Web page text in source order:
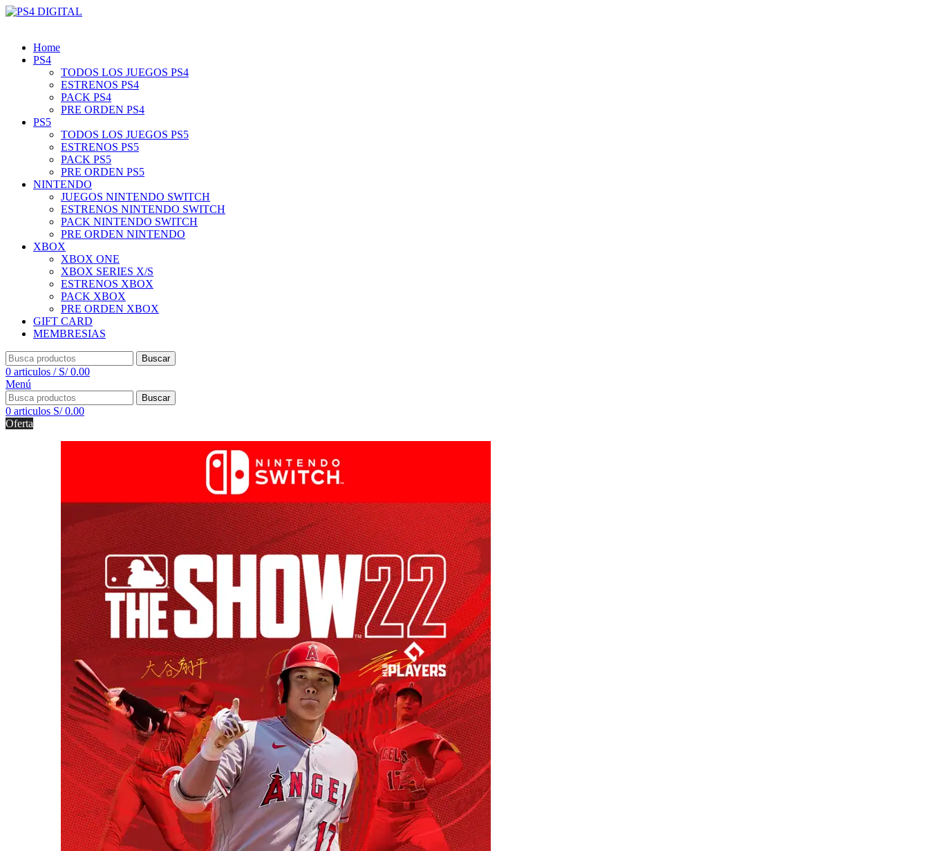
Home
PS4
TODOS LOS JUEGOS PS4
ESTRENOS PS4
PACK PS4
PRE ORDEN PS4
PS5
TODOS LOS JUEGOS PS5
ESTRENOS PS5
PACK PS5
PRE ORDEN PS5
NINTENDO
JUEGOS NINTENDO SWITCH
ESTRENOS NINTENDO SWITCH
PACK NINTENDO SWITCH
PRE ORDEN NINTENDO
XBOX
XBOX ONE
XBOX SERIES X/S
ESTRENOS XBOX
PACK XBOX
PRE ORDEN XBOX
GIFT CARD
MEMBRESIAS
Buscar
0 articulos / S/0.00
Menú
Buscar
0 articulos S/0.00
Oferta